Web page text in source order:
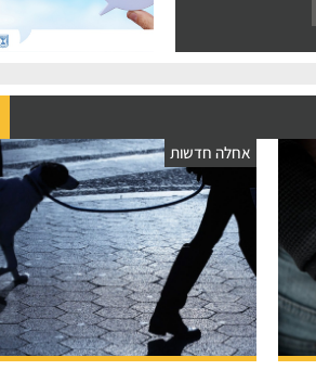
אחלה חדשות